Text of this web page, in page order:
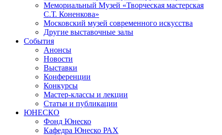
Мемориальный Музей «Творческая мастерская
С.Т. Коненкова»
Московский музей современного искусства
Другие выставочные залы
События
Анонсы
Новости
Выставки
Конференции
Конкурсы
Мастер-классы и лекции
Статьи и публикации
ЮНЕСКО
Фонд Юнеско
Кафедра Юнеско РАХ